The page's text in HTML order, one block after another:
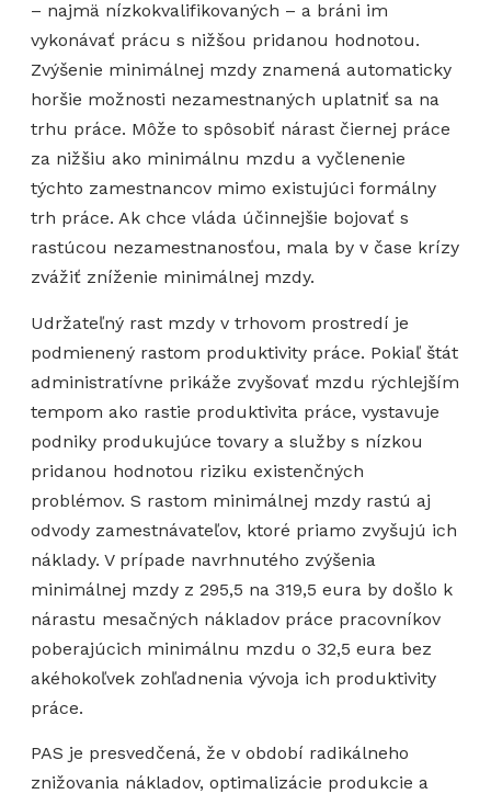
– najmä nízkokvalifikovaných – a bráni im
vykonávať prácu s nižšou pridanou hodnotou.
Zvýšenie minimálnej mzdy znamená automaticky
horšie možnosti nezamestnaných uplatniť sa na
trhu práce. Môže to spôsobiť nárast čiernej práce
za nižšiu ako minimálnu mzdu a vyčlenenie
týchto zamestnancov mimo existujúci formálny
trh práce. Ak chce vláda účinnejšie bojovať s
rastúcou nezamestnanosťou, mala by v čase krízy
zvážiť zníženie minimálnej mzdy.
Udržateľný rast mzdy v trhovom prostredí je
podmienený rastom produktivity práce. Pokiaľ štát
administratívne prikáže zvyšovať mzdu rýchlejším
tempom ako rastie produktivita práce, vystavuje
podniky produkujúce tovary a služby s nízkou
pridanou hodnotou riziku existenčných
problémov. S rastom minimálnej mzdy rastú aj
odvody zamestnávateľov, ktoré priamo zvyšujú ich
náklady. V prípade navrhnutého zvýšenia
minimálnej mzdy z 295,5 na 319,5 eura by došlo k
nárastu mesačných nákladov práce pracovníkov
poberajúcich minimálnu mzdu o 32,5 eura bez
akéhokoľvek zohľadnenia vývoja ich produktivity
práce.
PAS je presvedčená, že v období radikálneho
znižovania nákladov, optimalizácie produkcie a